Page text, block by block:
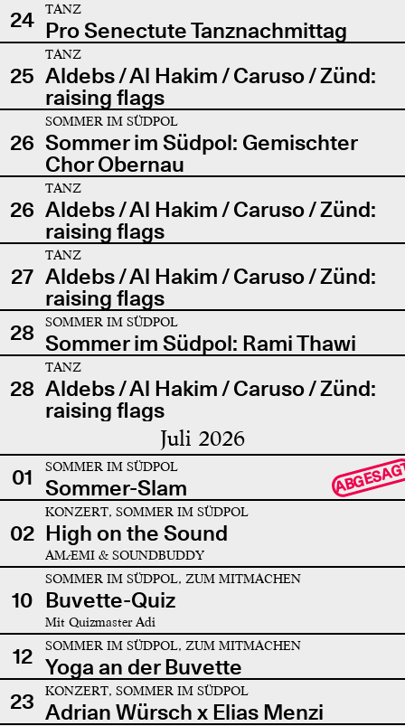
24
TANZ
Pro Senectute Tanznachmittag
25
TANZ
Aldebs / Al Hakim / Caruso / Zünd:
raising flags
26
SOMMER IM SÜDPOL
Sommer im Südpol: Gemischter
Chor Obernau
26
TANZ
Aldebs / Al Hakim / Caruso / Zünd:
raising flags
27
TANZ
Aldebs / Al Hakim / Caruso / Zünd:
raising flags
28
SOMMER IM SÜDPOL
Sommer im Südpol: Rami Thawi
28
TANZ
Aldebs / Al Hakim / Caruso / Zünd:
raising flags
Juli 2026
01 SOMMER IM SÜDPOL
Sommer-Slam
02
KONZERT, SOMMER IM SÜDPOL
High on the Sound
AMÆMI & SOUNDBUDDY
10
SOMMER IM SÜDPOL, ZUM MITMACHEN
Buvette-Quiz
Mit Quizmaster Adi
12 SOMMER IM SÜDPOL, ZUM MITMACHEN
Yoga an der Buvette
23
KONZERT, SOMMER IM SÜDPOL
Adrian Würsch x Elias Menzi